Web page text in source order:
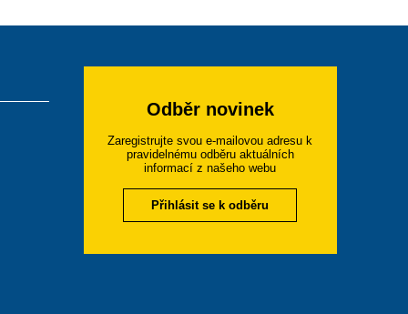
Odběr novinek
Zaregistrujte svou e-mailovou adresu k
pravidelnému odběru aktuálních
informací z našeho webu
Přihlásit se k odběru